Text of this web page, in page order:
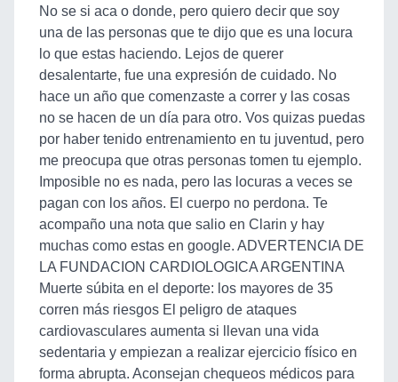
No se si aca o donde, pero quiero decir que soy
una de las personas que te dijo que es una locura
lo que estas haciendo. Lejos de querer
desalentarte, fue una expresión de cuidado. No
hace un año que comenzaste a correr y las cosas
no se hacen de un día para otro. Vos quizas puedas
por haber tenido entrenamiento en tu juventud, pero
me preocupa que otras personas tomen tu ejemplo.
Imposible no es nada, pero las locuras a veces se
pagan con los años. El cuerpo no perdona. Te
acompaño una nota que salio en Clarin y hay
muchas como estas en google. ADVERTENCIA DE
LA FUNDACION CARDIOLOGICA ARGENTINA
Muerte súbita en el deporte: los mayores de 35
corren más riesgos El peligro de ataques
cardiovasculares aumenta si llevan una vida
sedentaria y empiezan a realizar ejercicio físico en
forma abrupta. Aconsejan chequeos médicos para